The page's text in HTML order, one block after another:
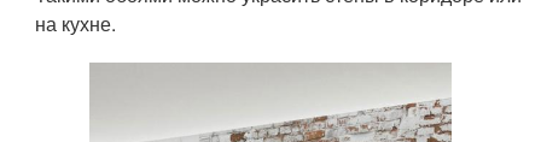
на кухне.